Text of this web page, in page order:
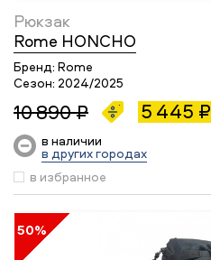
Рюкзак
Rome HONCHO
Бренд: Rome
Сезон: 2024/2025
10 890 ₽ 5 445 ₽
в наличии
в других городах
в избранное
50%